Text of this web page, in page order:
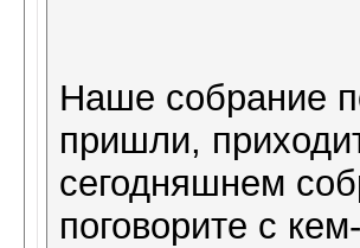
Наше собрание
пришли,
сегодняшнем
поговорите с